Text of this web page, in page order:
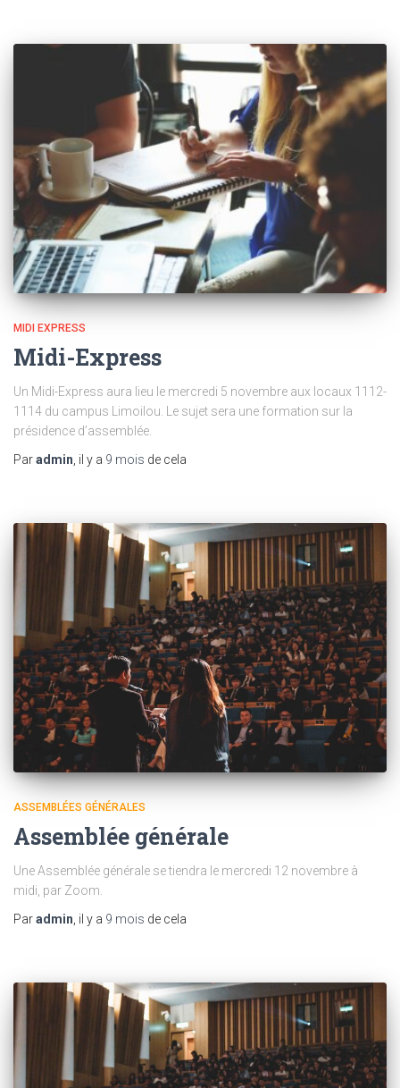
MIDI EXPRESS
Midi-Express
Un Midi-Express aura lieu le mercredi 5 novembre aux locaux 1112-
1114 du campus Limoilou. Le sujet sera une formation sur la
présidence d’assemblée.
Paradmin , il y a 9 mois de cela
ASSEMBLÉES GÉNÉRALES
Assemblée générale
Une Assemblée générale se tiendra le mercredi 12 novembre à
midi, par Zoom.
Paradmin , il y a 9 mois de cela